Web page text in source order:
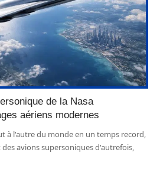
de la Nasa
aériens modernes
à l'autre du monde en un temps record,
avions supersoniques d'autrefois,